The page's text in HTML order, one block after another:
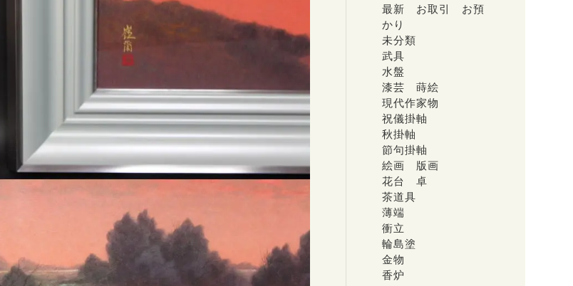
最新 お取引 お預
かり
未分類
武具
水盤
漆芸 蒔絵
現代作家物
祝儀掛軸
秋掛軸
節句掛軸
絵画 版画
花台 卓
茶道具
薄端
衝立
輪島塗
金物
香炉